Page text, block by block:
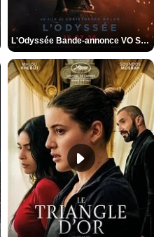
L'Odyssée Bande-annonce VO STFR